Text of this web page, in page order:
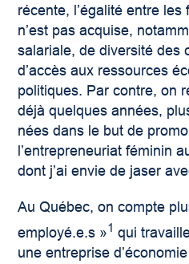
récente, l’égalité entre
n’est pas acquise,
salariale, de diversité des
d’accès aux ressources
politiques. Par contre, on
déjà quelques années,
nées dans le but de
l’entrepreneuriat féminin
dont j’ai envie de jaser
Au Québec, on compte
employé.e.s »1 qui
une entreprise